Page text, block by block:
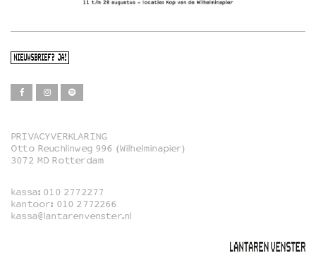
NIEUWSBRIEF? JA!
Film
Familie
Film in English
PRIVACYVERKLARING
Otto Reuchlinweg 996 (Wilhelminapier)
3072 MD Rotterdam
kassa: 010 2772277
kantoor: 010 2772266
kassa@lantarenvenster.nl